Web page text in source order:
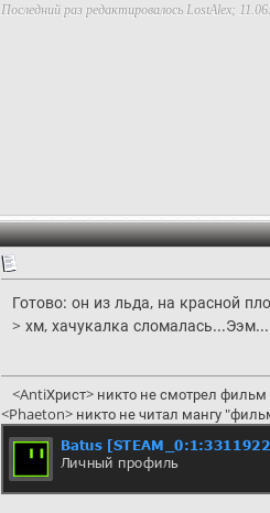
Последний раз редактировалось LostAlex;
Готово: он из льда, на красной
> хм, хачукалка
<AntiХрист> никто не смотрел фильм
<Phaeton> никто не читал мангу